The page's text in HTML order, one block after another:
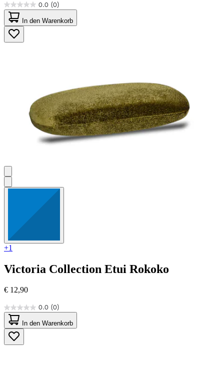
0.0 (0)
0.0
von
5
Sternen.
In den Warenkorb
+1
Victoria Collection Etui Rokoko
€ 12,90
0.0 (0)
0.0
von
5
Sternen.
In den Warenkorb